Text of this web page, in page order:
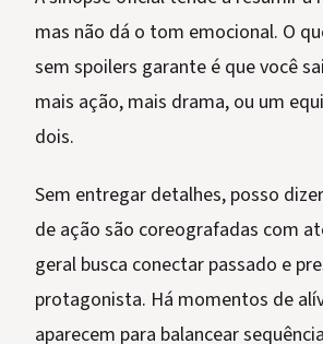
mas não dá o tom emocional. O
sem spoilers garante é que você
mais ação, mais drama, ou um
dois.
Sem entregar detalhes, posso
de ação são coreografadas com
geral busca conectar passado e
protagonista. Há momentos de
aparecem para balancear